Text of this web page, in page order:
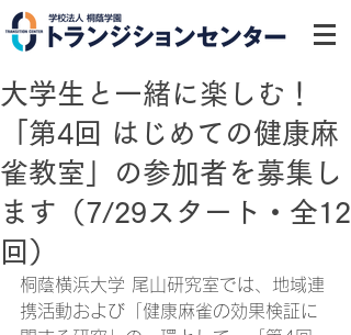
大学生と一緒に楽しむ！
「第4回 はじめての健康麻
雀教室」の参加者を募集し
ます（7/29スタート・全12
回）
桐蔭横浜大学 尾山研究室では、地域連
携活動および「健康麻雀の効果検証に